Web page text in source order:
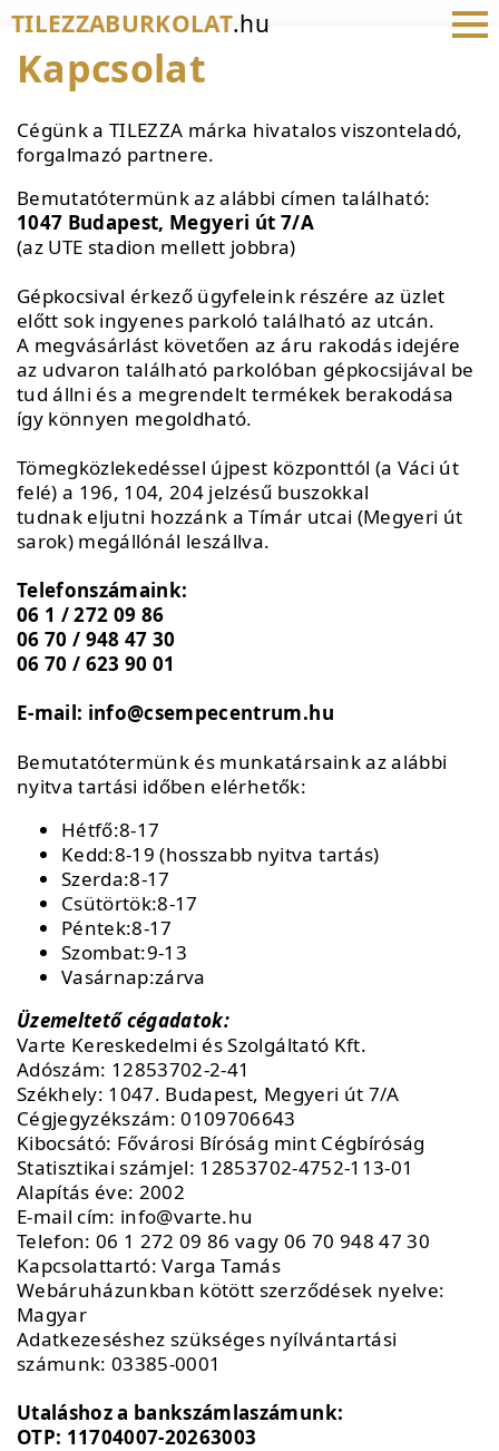
TILEZZABURKOLAT.hu
Kapcsolat
Cégünk a TILEZZA márka hivatalos viszonteladó,
forgalmazó partnere.
Bemutatótermünk az alábbi címen található:
1047 Budapest, Megyeri út 7/A
(az UTE stadion mellett jobbra)
Gépkocsival érkező ügyfeleink részére az üzlet
előtt sok ingyenes parkoló található az utcán.
A megvásárlást követően az áru rakodás idejére
az udvaron található parkolóban gépkocsijával be
tud állni és a megrendelt termékek berakodása
így könnyen megoldható.
Tömegközlekedéssel újpest központtól (a Váci út
felé) a 196, 104, 204 jelzésű buszokkal
tudnak eljutni hozzánk a Tímár utcai (Megyeri út
sarok) megállónál leszállva.
Telefonszámaink:
06 1 / 272 09 86
06 70 / 948 47 30
06 70 / 623 90 01
E-mail: info@csempecentrum.hu
Bemutatótermünk és munkatársaink az alábbi
nyitva tartási időben elérhetők:
Hétfő:8-17
Kedd:8-19 (hosszabb nyitva tartás)
Szerda:8-17
Csütörtök:8-17
Péntek:8-17
Szombat:9-13
Vasárnap:zárva
Üzemeltető cégadatok:
Varte Kereskedelmi és Szolgáltató Kft.
Adószám: 12853702-2-41
Székhely: 1047. Budapest, Megyeri út 7/A
Cégjegyzékszám: 0109706643
Kibocsátó: Fővárosi Bíróság mint Cégbíróság
Statisztikai számjel: 12853702-4752-113-01
Alapítás éve: 2002
E-mail cím: info@varte.hu
Telefon: 06 1 272 09 86 vagy 06 70 948 47 30
Kapcsolattartó: Varga Tamás
Webáruházunkban kötött szerződések nyelve:
Magyar
Adatkezeséshez szükséges nyílvántartási
számunk: 03385-0001
Utaláshoz a bankszámlaszámunk:
OTP: 11704007-20263003